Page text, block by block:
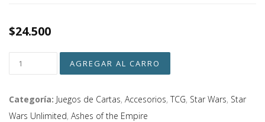
$24.500
Categoría: Juegos de Cartas, Accesorios, TCG, Star Wars, Star
Wars Unlimited, Ashes of the Empire